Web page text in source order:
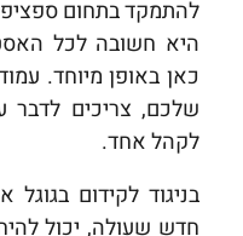
להתמקד בתחום
היא חשובה לכל
כאן באופן מיוחד.
שלכם, צריכים
לקהל אחד.
בניגוד לקידום
חדש שעולה, יכול